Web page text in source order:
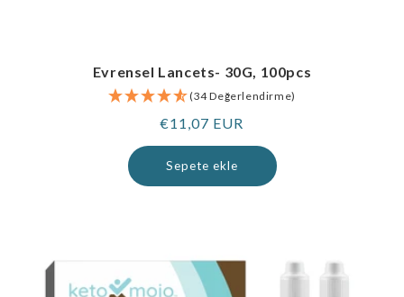
Evrensel Lancets- 30G, 100pcs
(34 Değerlendirme)
Normal
fiyat
€11,07 EUR
Sepete ekle